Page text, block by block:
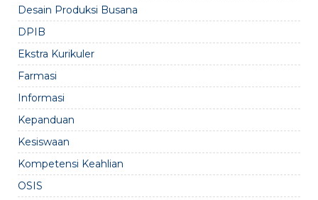
Desain Produksi Busana
DPIB
Ekstra Kurikuler
Farmasi
Informasi
Kepanduan
Kesiswaan
Kompetensi Keahlian
OSIS